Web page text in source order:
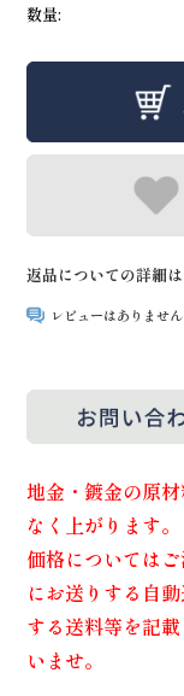
数量:
返品についての詳細
レビューはありません
地金・鍍金の原
なく上がります。
価格については
にお送りする自
する送料等を記
いませ。